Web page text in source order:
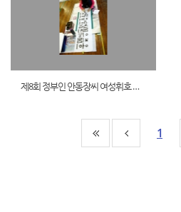
제8회 정부인 안동장씨 여성휘호 대회
1